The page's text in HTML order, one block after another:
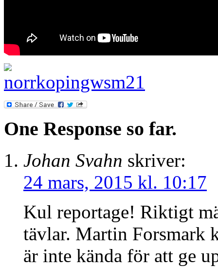
One Response so far.
Johan Svahn skriver:
24 mars, 2015 kl. 10:17
Kul reportage! Riktigt
tävlar. Martin Forsmark
är inte kända för att ge